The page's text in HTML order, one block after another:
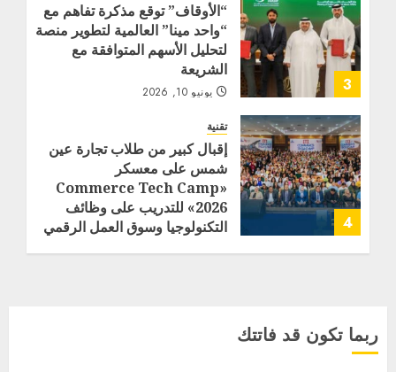
3
“الأوقاف” توقع مذكرة تفاهم مع
“واحد مينا” العالمية لتطوير منصة
لتحليل الأسهم المتوافقة مع
الشريعة
يونيو 10, 2026
4
تقنية
إقبال كبير من طلاب تجارة عين
شمس على معسكر
«Commerce Tech Camp
2026» للتدريب على وظائف
التكنولوجيا وسوق العمل الرقمي
مايو 15, 2026
ربما تكون قد فاتتك